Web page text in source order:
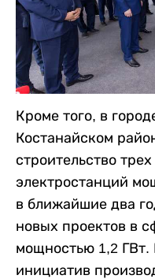
Кроме того, в
Костанайском
строительство
электростанций
в ближайшие два
новых проектов в
мощностью 1,2 ГВт.
инициатив